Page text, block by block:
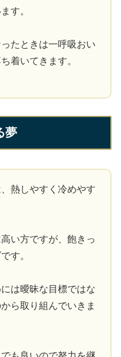
す。
たときは一呼吸おい
着いてきます。
夢
熱しやすく冷めやす
い方ですが、飽きっ
す。
は曖昧な目標ではな
ら取り組んでいきま